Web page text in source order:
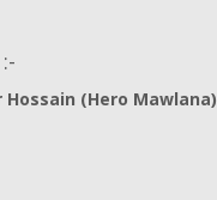
Hossain (Hero Mawlana)